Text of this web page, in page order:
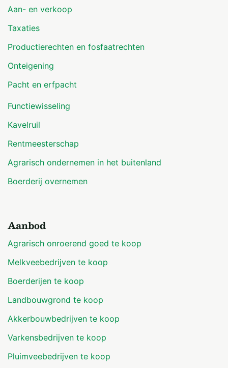
voor 78 vleesvarkens en 3 afdelingen voor 96
combinatie met een dichte vloer, kunststof
hokafscheiding, gemetselde afdelingswanden.
- Voeren: Automatisch brijvoersysteem
- Ventilatie: Mechanische plafondventilatie
Bijzonderheden: Aanbouw van ca. 4 m x 18 m = 72
kantoor.
VARKENSSTAL 4
Type: Vleesvarkens
Bouwjaar: 1950
Afmeting: Ca. 39 m x 12 m = 468 m2
bekleed met damwandprofielplaten.
Aan- en verkoop
Taxaties
Productierechten en fosfaatrechten
Onteigening
Pacht en erfpacht
Functiewisseling
Kavelruil
Rentmeesterschap
Agrarisch ondernemen in het buitenland
Boerderij overnemen
Aanbod
Agrarisch onroerend goed te koop
Melkveebedrijven te koop
Boerderijen te koop
Landbouwgrond te koop
Akkerbouwbedrijven te koop
Varkensbedrijven te koop
Pluimveebedrijven te koop